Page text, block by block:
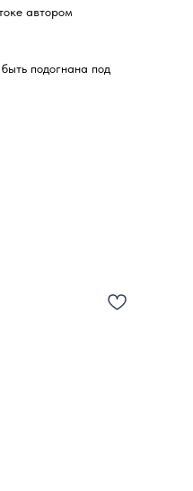
автором
подогнана под